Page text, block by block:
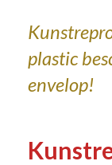
plastic
envelop!